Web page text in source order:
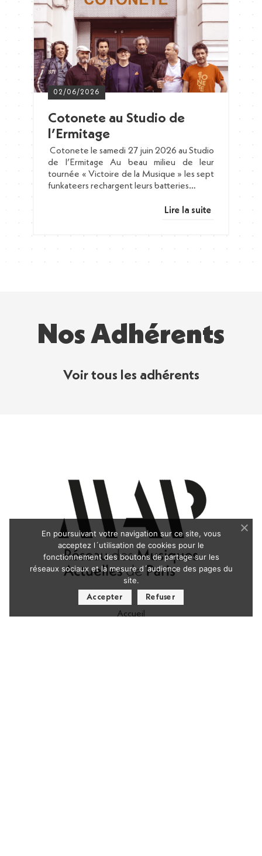
02/06/2026
Cotonete au Studio de
l’Ermitage
Cotonete le samedi 27 juin 2026 au Studio
de l’Ermitage Au beau milieu de leur
tournée « Victoire de la Musique » les sept
funkateers rechargent leurs batteries…
Lire la suite
Nos Adhérents
Voir tous les adhérents
Accueil
En poursuivant votre navigation sur ce site, vous
acceptez l´utilisation de cookies pour le
fonctionnement des boutons de partage sur les
réseaux sociaux et la mesure d´audience des pages du
site.
Accepter Refuser